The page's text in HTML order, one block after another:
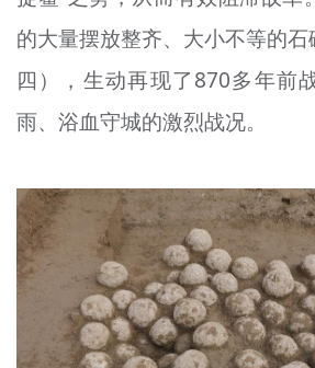
的大量摆放整齐、大小不等的
四），生动再现了870多年前
雨、浴血守城的激烈战况。